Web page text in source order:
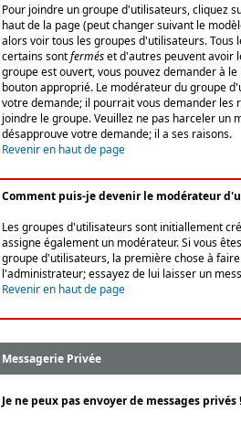
Pour joindre un groupe d'utilisateurs, cliquez
haut de la page (peut changer suivant le
alors voir tous les groupes d'utilisateurs. Tous
certains sontferméset d'autres peuvent avoir
groupe est ouvert, vous pouvez demander à
bouton approprié. Le modérateur du groupe
votre demande; il pourrait vous demander les
joindre le groupe. Veuillez ne pas harceler un
désapprouve votre demande; il a ses raisons.
Revenir en haut de page
Comment puis-je devenir le modérateur
Les groupes d'utilisateurs sont initiallement
assigne également un modérateur. Si vous
groupe d'utilisateurs, la première chose à
l'administrateur; essayez de lui laisser un
Revenir en haut de page
Messagerie Privée
Je ne peux pas envoyer de messages privés !